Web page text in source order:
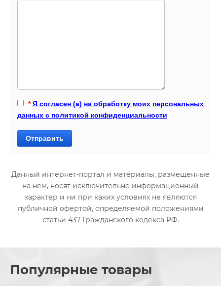
* Я согласен (а) на обработку моих персональных
данных с политикой конфиденциальности
Отправить
Данный интернет-портал и материалы, размещенные
на нем, носят исключительно информационный
характер и ни при каких условиях не являются
публичной офертой, определяемой положениями
статьи 437 Гражданского кодекса РФ.
Популярные товары